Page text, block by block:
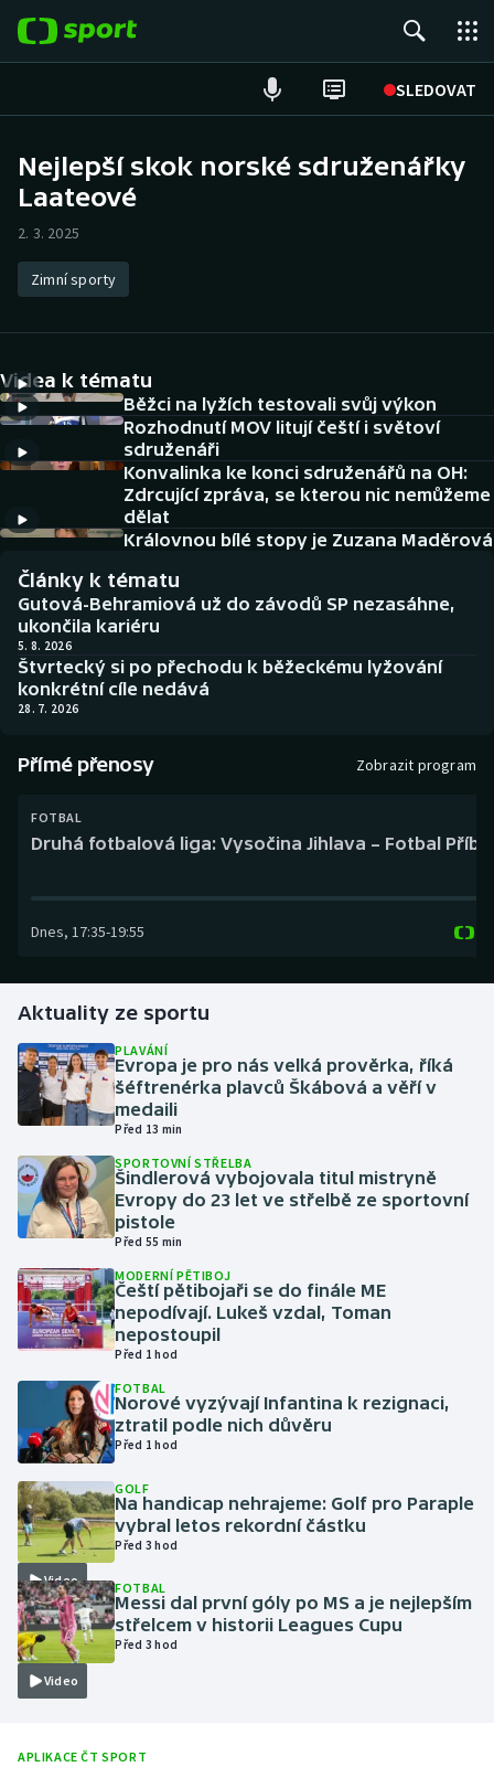
SLEDOVAT
Hokej
Atletika
DALŠÍ SPORTY
Americký fotbal
Baseball a softbal
Biatlon
Boby a skeleton
Curling
Dostihy
Futsal
Golf
Gymnastika
Házená
Judo
Krasobruslení
Lezení
Lyže a snowboard
Moderní pětiboj
Motorsport
Olympijské hry
Parasport
Plavání
Plážový volejbal
NEPŘEHLÉDNĚTE
Aplikace ČT sport
AZ kvíz
Nejlepší skok norské sdruženářky
Laateové
2. 3. 2025
Zimní sporty
Videa k tématu
Běžci na lyžích testovali svůj výkon
Rozhodnutí MOV litují čeští i světoví
sdruženáři
Konvalinka ke konci sdruženářů na OH:
Zdrcující zpráva, se kterou nic nemůžeme
dělat
Královnou bílé stopy je Zuzana Maděrová
Články k tématu
Gutová-Behramiová už do závodů SP nezasáhne,
ukončila kariéru
5. 8. 2026
Štvrtecký si po přechodu k běžeckému lyžování
konkrétní cíle nedává
28. 7. 2026
Přímé přenosy Zobrazit program
FOTBAL
Druhá fotbalová liga: Vysočina Jihlava – Fotbal
Dnes, 17:35-19:55
Aktuality ze sportu
PLAVÁNÍ
Evropa je pro nás velká prověrka, říká
šéftrenérka plavců Škábová a věří v
medaili
Před 13 min
SPORTOVNÍ STŘELBA
Šindlerová vybojovala titul mistryně
Evropy do 23 let ve střelbě ze sportovní
pistole
Před 55 min
MODERNÍ PĚTIBOJ
Čeští pětibojaři se do finále ME
nepodívají. Lukeš vzdal, Toman
nepostoupil
Před 1 hod
FOTBAL
Norové vyzývají Infantina k rezignaci,
ztratil podle nich důvěru
Před 1 hod
Video
GOLF
Na handicap nehrajeme: Golf pro Paraple
vybral letos rekordní částku
Před 3 hod
Video
FOTBAL
Messi dal první góly po MS a je nejlepším
střelcem v historii Leagues Cupu
Před 3 hod
APLIKACE ČT SPORT